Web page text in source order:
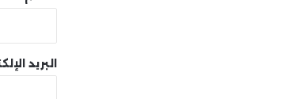
البريد